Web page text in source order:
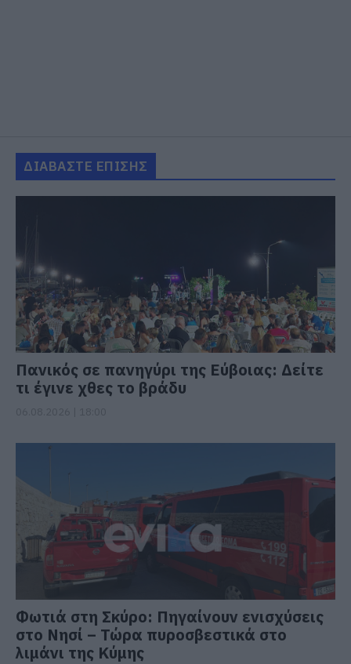
ΔΙΑΒΑΣΤΕ ΕΠΙΣΗΣ
Πανικός σε πανηγύρι της Εύβοιας: Δείτε
τι έγινε χθες το βράδυ
Φωτιά στη Σκύρο: Πηγαίνουν ενισχύσεις
στο Νησί – Τώρα πυροσβεστικά στο
λιμάνι της Κύμης